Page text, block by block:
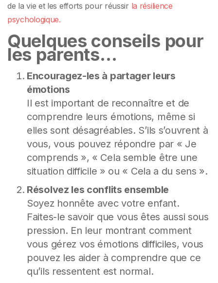
de la vie et les efforts pour réussirla résilience
psychologique.
Quelques conseils pour
les parents…
Encouragez-les à partager leurs
émotions
Il est important de reconnaître et de
comprendre leurs émotions, même si
elles sont désagréables. S’ils s’ouvrent à
vous, vous pouvez répondre par « Je
comprends », « Cela semble être une
situation difficile » ou « Cela a du sens ».
Résolvez les conflits ensemble
Soyez honnête avec votre enfant.
Faites-le savoir que vous êtes aussi sous
pression. En leur montrant comment
vous gérez vos émotions difficiles, vous
pouvez les aider à comprendre que ce
qu’ils ressentent est normal.